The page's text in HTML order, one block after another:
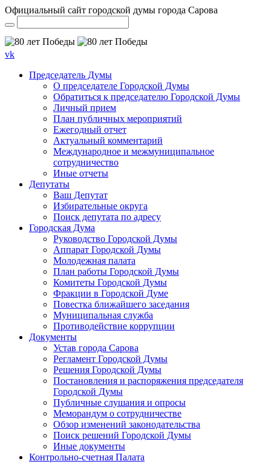
Официальный сайт городской думы города Сарова
vk
Председатель Думы
О председателе Городской Думы
Обратиться к председателю Городской Думы
Личный прием
План публичных мероприятий
Ежегодный отчет
Актуальный комментарий
Международное и межмуниципальное
сотрудничество
Иные отчеты
Депутаты
Ваш Депутат
Избирательные округа
Поиск депутата по адресу
Городская Дума
Руководство Городской Думы
Аппарат Городской Думы
Молодежная палата
План работы Городской Думы
Комитеты Городской Думы
Фракции в Городской Думе
Повестка ближайшего заседания
Муниципальная служба
Противодействие коррупции
Документы
Устав города Сарова
Регламент Городской Думы
Решения Городской Думы
Постановления и распоряжения председателя
Городской Думы
Публичные слушания и опросы
Меморандум о сотрудничестве
Обзор изменений законодательства
Поиск решений Городской Думы
Иные документы
Контрольно-счетная Палата